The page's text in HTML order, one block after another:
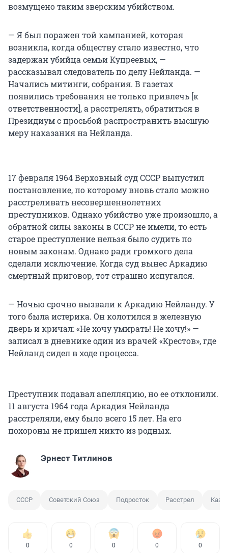
возмущено таким зверским убийством.
— Я был поражен той кампанией, которая
возникла, когда обществу стало известно, что
задержан убийца семьи Купреевых, —
рассказывал следователь по делу Нейланда. —
Начались митинги, собрания. В газетах
появились требования не только привлечь [к
ответственности], а расстрелять, обратиться в
Президиум с просьбой распространить высшую
меру наказания на Нейланда.
17 февраля 1964 Верховный суд СССР выпустил
постановление, по которому вновь стало можно
расстреливать несовершеннолетних
преступников. Однако убийство уже произошло, а
обратной силы законы в СССР не имели, то есть
старое преступление нельзя было судить по
новым законам. Однако ради громкого дела
сделали исключение. Когда суд вынес Аркадию
смертный приговор, тот страшно испугался.
— Ночью срочно вызвали к Аркадию Нейланду. У
того была истерика. Он колотился в железную
дверь и кричал: «Не хочу умирать! Не хочу!» —
записал в дневнике один из врачей «Крестов», где
Нейланд сидел в ходе процесса.
Преступник подавал апелляцию, но ее отклонили.
11 августа 1964 года Аркадия Нейланда
расстреляли, ему было всего 15 лет. На его
похороны не пришел никто из родных.
Эрнест Титлинов
СССР Советский Союз Подросток Расстрел
0 0 0 0 0